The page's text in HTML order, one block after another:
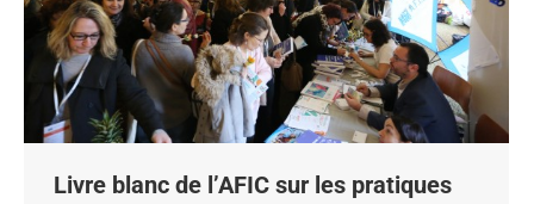
Livre blanc de l’AFIC sur les pratiques